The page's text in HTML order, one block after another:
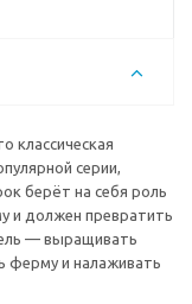
классическая
серии,
берёт на себя роль
и должен превратить
— выращивать
ферму и налаживать